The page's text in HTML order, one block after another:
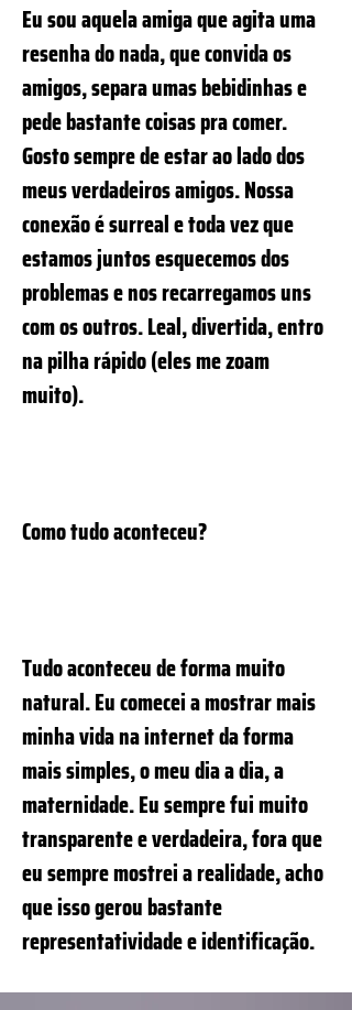
Eu sou aquela amiga que agita uma
resenha do nada, que convida os
amigos, separa umas bebidinhas e
pede bastante coisas pra comer.
Gosto sempre de estar ao lado dos
meus verdadeiros amigos. Nossa
conexão é surreal e toda vez que
estamos juntos esquecemos dos
problemas e nos recarregamos uns
com os outros. Leal, divertida, entro
na pilha rápido (eles me zoam
muito).
Como tudo aconteceu?
Tudo aconteceu de forma muito
natural. Eu comecei a mostrar mais
minha vida na internet da forma
mais simples, o meu dia a dia, a
maternidade. Eu sempre fui muito
transparente e verdadeira, fora que
eu sempre mostrei a realidade, acho
que isso gerou bastante
representatividade e identificação.